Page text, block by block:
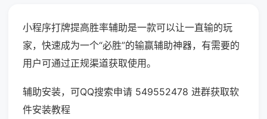
小程序打牌提高胜率辅助是一款可以让一直输的玩
家，快速成为一个“必胜”的输赢辅助神器，有需要的
用户可通过正规渠道获取使用。
辅助安装，可QQ搜索申请 549552478 进群获取软
件安装教程